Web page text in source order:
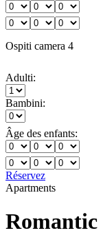
Ospiti camera 4
Adulti:
Bambini:
Âge des enfants:
Réservez
Apartments
Romantic